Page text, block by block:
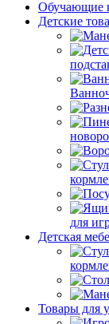
Обучающие
Детские
для
Детская
Товары для